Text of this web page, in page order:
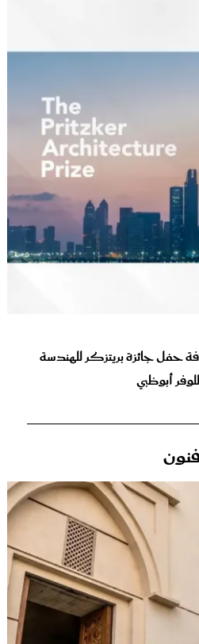
حفل جائزة بريتزكر للهندسة